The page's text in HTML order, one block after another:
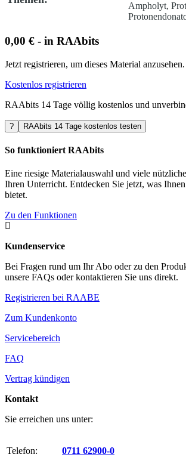
Ampholyt,
0,00 € - in RAAbits
Jetzt registrieren, um dieses Material anzusehen.
Kostenlos registrieren
RAAbits 14 Tage völlig kostenlos und
? RAAbits 14 Tage kostenlos testen
So funktioniert RAAbits
Eine riesige Materialauswahl und viele
Ihren Unterricht. Entdecken Sie jetzt, was
bietet.
Zu den Funktionen

Kundenservice
Bei Fragen rund um Ihr Abo oder zu den
unsere FAQs oder kontaktieren Sie uns direkt.
Registrieren bei RAABE
Zum Kundenkonto
Servicebereich
FAQ
Vertrag kündigen
Kontakt
Sie erreichen uns unter:
Telefon: 0711 62900-0